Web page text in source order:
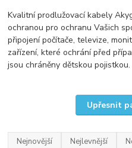
Kvalitní prodlužovací kabely
ochranou pro ochranu Vašich
připojení počítače, televize,
zařízení, které ochrání před
jsou chráněny dětskou pojistkou.
Upřesnit
Nejnovější Nejlevnější